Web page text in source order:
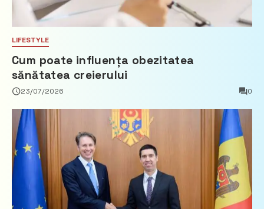
LIFESTYLE
Cum poate influența obezitatea
sănătatea creierului
23/07/2026 0